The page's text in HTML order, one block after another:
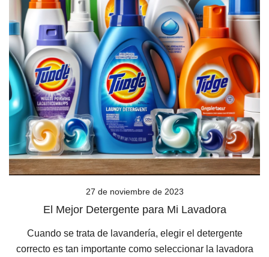
27 de noviembre de 2023
El Mejor Detergente para Mi Lavadora
Cuando se trata de lavandería, elegir el detergente
correcto es tan importante como seleccionar la lavadora